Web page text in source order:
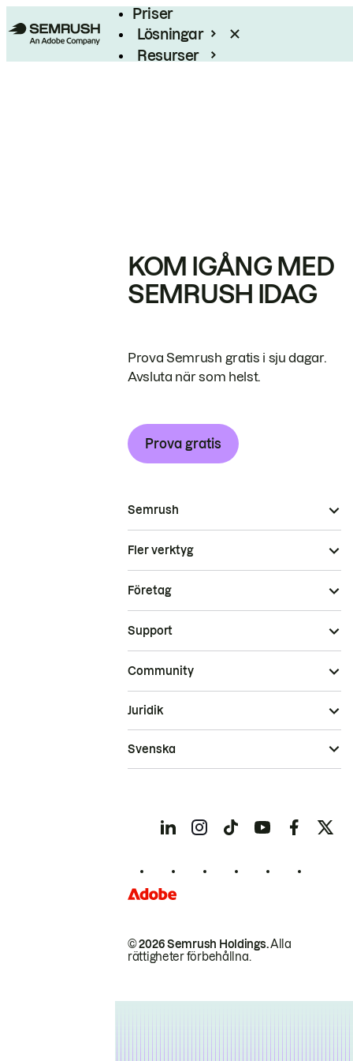
Priser
Lösningar
Resurser
KOM IGÅNG MED
SEMRUSH IDAG
Prova Semrush gratis i sju dagar.
Avsluta när som helst.
Prova gratis
Semrush
Fler verktyg
Företag
Support
Community
© 2026 Semrush Holdings.Alla
rättigheter förbehållna.
Juridik
Svenska